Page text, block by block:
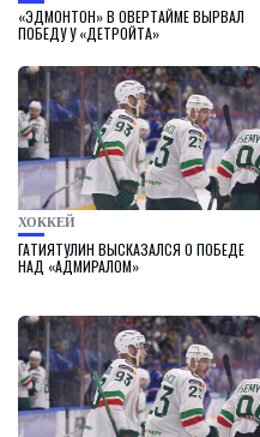
«ЭДМОНТОН» В ОВЕРТАЙМЕ ВЫРВАЛ
ПОБЕДУ У «ДЕТРОЙТА»
ХОККЕЙ
ГАТИЯТУЛИН ВЫСКАЗАЛСЯ О ПОБЕДЕ
НАД «АДМИРАЛОМ»